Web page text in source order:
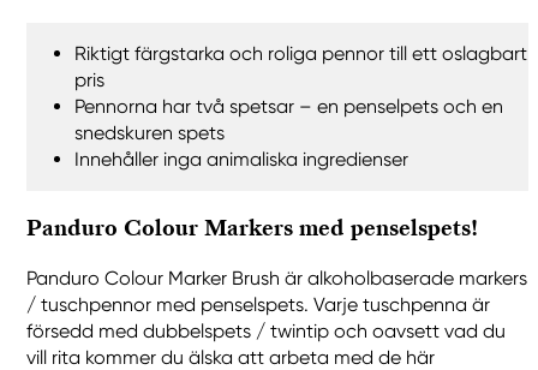
Riktigt färgstarka och roliga pennor till ett oslagbart
pris
Pennorna har två spetsar – en penselpets och en
snedskuren spets
Innehåller inga animaliska ingredienser
Panduro Colour Markers med penselspets!
Panduro Colour Marker Brush är alkoholbaserade markers
/ tuschpennor med penselspets. Varje tuschpenna är
försedd med dubbelspets / twintip och oavsett vad du
vill rita kommer du älska att arbeta med de här